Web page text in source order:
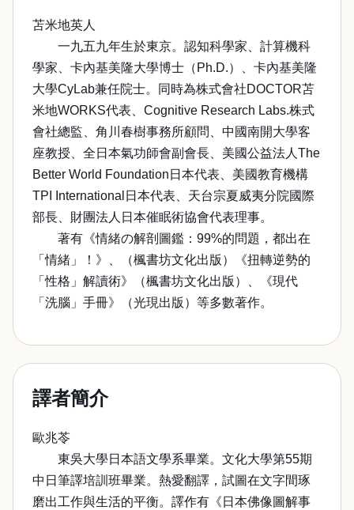
苫米地英人
一九五九年生於東京。認知科學家、計算機科
學家、卡內基美隆大學博士（Ph.D.）、卡內基美隆
大學CyLab兼任院士。同時為株式會社DOCTOR苫
米地WORKS代表、Cognitive Research Labs.株式
會社總監、角川春樹事務所顧問、中國南開大學客
座教授、全日本氣功師會副會長、美國公益法人The
Better World Foundation日本代表、美國教育機構
TPI International日本代表、天台宗夏威夷分院國際
部長、財團法人日本催眠術協會代表理事。
著有《情緒の解剖圖鑑：99%的問題，都出在
「情緒」！》、（楓書坊文化出版）《扭轉逆勢的
「性格」解讀術》（楓書坊文化出版）、《現代
「洗腦」手冊》（光現出版）等多數著作。
譯者簡介
歐兆苓
東吳大學日本語文學系畢業。文化大學第55期
中日筆譯培訓班畢業。熱愛翻譯，試圖在文字間琢
磨出工作與生活的平衡。譯作有《日本佛像圖解事